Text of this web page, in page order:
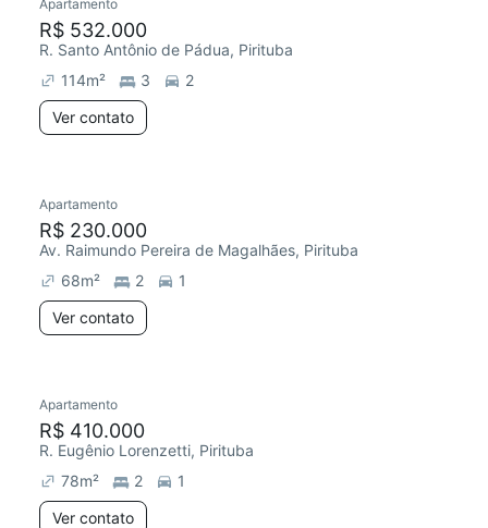
Redecorar
Apartamento
R$ 532.000
R. Santo Antônio de Pádua, Pirituba
114m² 3
2
Ver contato
Apartamento
R$ 230.000
Av. Raimundo Pereira de Magalhães, Pirituba
68m² 2
1
Ver contato
Redecorar
Apartamento
R$ 410.000
R. Eugênio Lorenzetti, Pirituba
78m² 2
1
Ver contato